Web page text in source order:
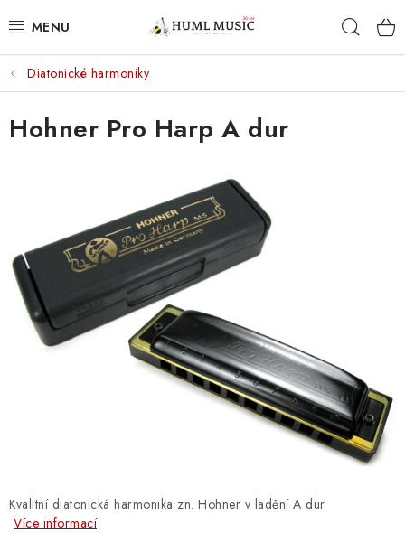
na
KYTARY
UKULELE
BICÍ
ZVUK
KYTAROVÉ PŘÍSLUŠENSTVÍ
KONTAKTY
Diatonické harmoniky
Kvalitní diatonická harmonika zn. Hohner v ladění A dur
Více informací
Hohner Pro Harp A dur